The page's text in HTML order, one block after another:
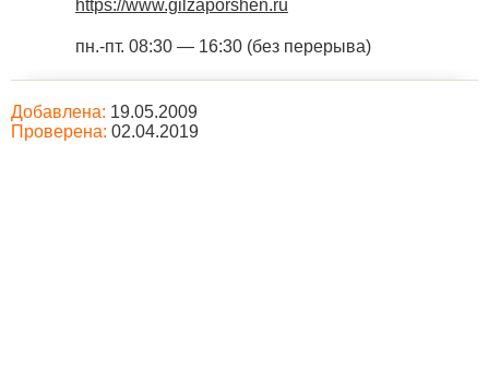
https://www.gilzaporshen.ru
пн.-пт. 08:30 — 16:30 (без перерыва)
Добавлена: 19.05.2009
Проверена: 02.04.2019